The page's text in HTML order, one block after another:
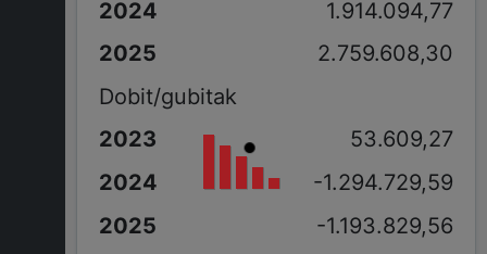
1.914.094,77
2.759.608,30
Dobit/gubitak
53.609,27
-1.294.729,59
-1.193.829,56